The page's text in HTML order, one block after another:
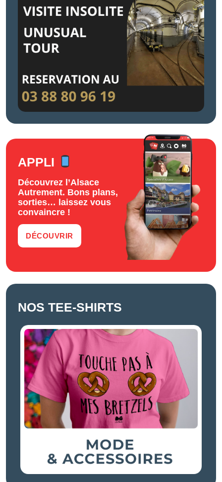
APPLI
Découvrez l’Alsace
Autrement. Bons plans,
sorties… laissez vous
convaincre !
DÉCOUVRIR
NOS TEE-SHIRTS